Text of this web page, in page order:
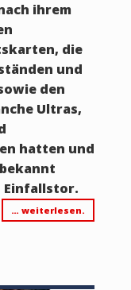
ihrem
die
und
den
Ultras,
hatten und
Einfallstor.
… weiterlesen.